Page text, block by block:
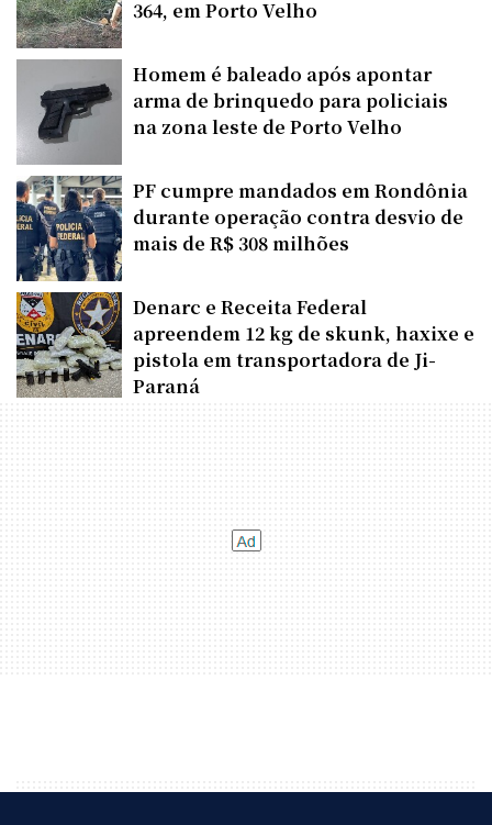
364, em Porto Velho
Homem é baleado após apontar
arma de brinquedo para policiais
na zona leste de Porto Velho
PF cumpre mandados em Rondônia
durante operação contra desvio de
mais de R$ 308 milhões
Denarc e Receita Federal
apreendem 12 kg de skunk, haxixe e
pistola em transportadora de Ji-
Paraná